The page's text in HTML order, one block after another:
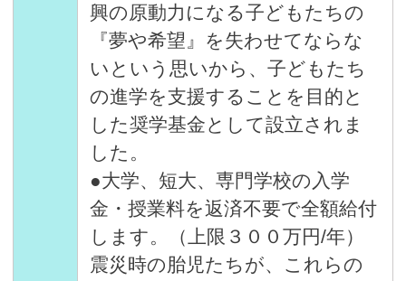
興の原動力になる子どもたちの
『夢や希望』を失わせてならな
いという思いから、子どもたち
の進学を支援することを目的と
した奨学基金として設立されま
した。
●大学、短大、専門学校の入学
金・授業料を返済不要で全額給付
します。（上限３００万円/年）
震災時の胎児たちが、これらの